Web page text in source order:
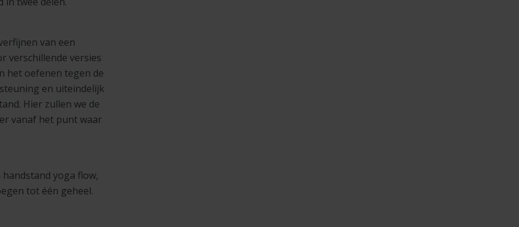
van een
verschillende versies
het oefenen tegen de
en uiteindelijk
Hier zullen we de
vanaf het punt waar
yoga flow,
tot één geheel.